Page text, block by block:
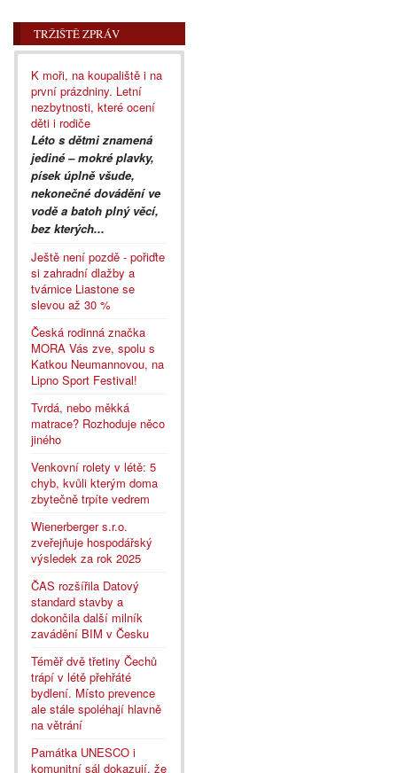
TRŽIŠTĚ ZPRÁV
K moři, na koupaliště i na
první prázdniny. Letní
nezbytnosti, které ocení
děti i rodiče
Léto s dětmi znamená
jediné – mokré plavky,
písek úplně všude,
nekonečné dovádění ve
vodě a batoh plný věcí,
bez kterých...
Ještě není pozdě - pořiďte
si zahradní dlažby a
tvárnice Liastone se
slevou až 30 %
Česká rodinná značka
MORA Vás zve, spolu s
Katkou Neumannovou, na
Lipno Sport Festival!
Tvrdá, nebo měkká
matrace? Rozhoduje něco
jiného
Venkovní rolety v létě: 5
chyb, kvůli kterým doma
zbytečně trpíte vedrem
Wienerberger s.r.o.
zveřejňuje hospodářský
výsledek za rok 2025
ČAS rozšířila Datový
standard stavby a
dokončila další milník
zavádění BIM v Česku
Téměř dvě třetiny Čechů
trápí v létě přehřáté
bydlení. Místo prevence
ale stále spoléhají hlavně
na větrání
Památka UNESCO i
komunitní sál dokazují, že